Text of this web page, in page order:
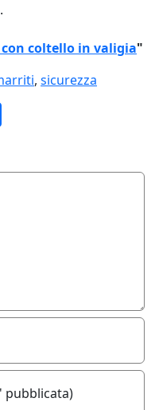
coltello in valigia"
, sicurezza
pubblicata)